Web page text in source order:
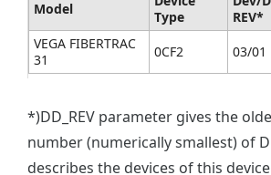
Model
Type
REV*
VEGA FIBERTRAC
31
0CF2 03/01
*)DD_REV parameter gives the
number (numerically smallest) of
describes the devices of this